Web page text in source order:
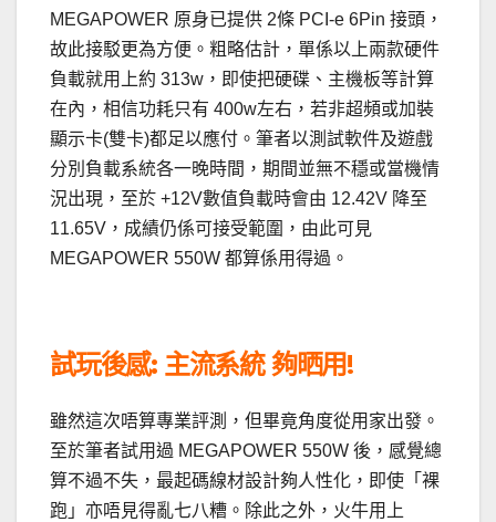
MEGAPOWER 原身已提供 2條 PCI-e 6Pin 接頭，
故此接駁更為方便。粗略估計，單係以上兩款硬件
負載就用上約 313w，即使把硬碟、主機板等計算
在內，相信功耗只有 400w左右，若非超頻或加裝
顯示卡(雙卡)都足以應付。筆者以測試軟件及遊戲
分別負載系統各一晚時間，期間並無不穩或當機情
況出現，至於 +12V數值負載時會由 12.42V 降至
11.65V，成績仍係可接受範圍，由此可見
MEGAPOWER 550W 都算係用得過。
試玩後感: 主流系統 夠晒用!
雖然這次唔算專業評測，但畢竟角度從用家出發。
至於筆者試用過 MEGAPOWER 550W 後，感覺總
算不過不失，最起碼線材設計夠人性化，即使「裸
跑」亦唔見得亂七八糟。除此之外，火牛用上